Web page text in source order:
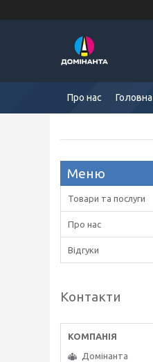
Про нас Головна
Товари та послуги
Про нас
Відгуки
Контакти
Домінанта